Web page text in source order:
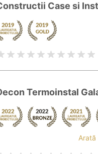
Case si
Termoinstal
Arată